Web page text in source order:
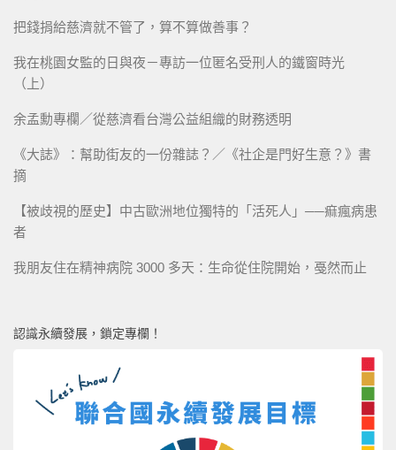
把錢捐給慈濟就不管了，算不算做善事？
我在桃園女監的日與夜－專訪一位匿名受刑人的鐵窗時光
（上）
余孟勳專欄／從慈濟看台灣公益組織的財務透明
《大誌》：幫助街友的一份雜誌？／《社企是門好生意？》書
摘
【被歧視的歷史】中古歐洲地位獨特的「活死人」──痲瘋病患
者
我朋友住在精神病院 3000 多天：生命從住院開始，戞然而止
認識永續發展，鎖定專欄！